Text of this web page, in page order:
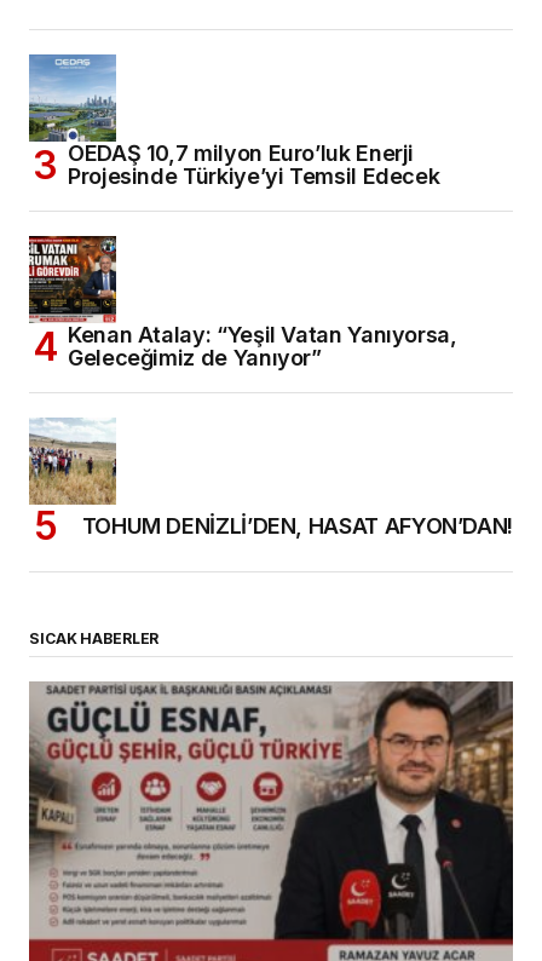
OEDAŞ 10,7 milyon Euro’luk Enerji
Projesinde Türkiye’yi Temsil Edecek
Kenan Atalay: “Yeşil Vatan Yanıyorsa,
Geleceğimiz de Yanıyor”
TOHUM DENİZLİ’DEN, HASAT AFYON’DAN!
SICAK HABERLER
(başlıksız)